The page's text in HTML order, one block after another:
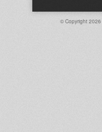
© Copyright 2026